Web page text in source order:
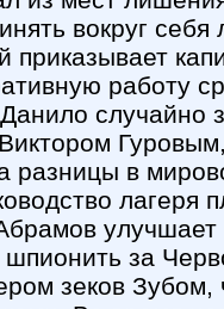
вокруг себя
приказывает
работу
случайно
разницы в
лагеря
шпионить за
зеков